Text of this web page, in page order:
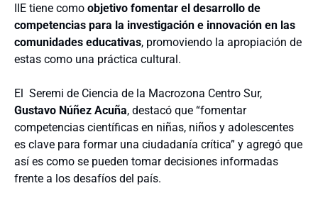
IIE tiene como objetivo fomentar el desarrollo de
competencias para la investigación e innovación en las
comunidades educativas, promoviendo la apropiación de
estas como una práctica cultural.
El Seremi de Ciencia de la Macrozona Centro Sur,
Gustavo Núñez Acuña, destacó que “fomentar
competencias científicas en niñas, niños y adolescentes
es clave para formar una ciudadanía crítica” y agregó que
así es como se pueden tomar decisiones informadas
frente a los desafíos del país.